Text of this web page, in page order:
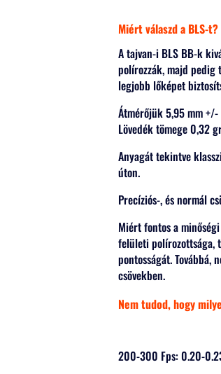
Miért válaszd a BLS-t?
A tajvan-i BLS BB-k
polírozzák, majd pedig
legjobb lőképet
Átmérőjük 5,95 mm +/-
Lövedék tömege 0,32
Anyagát tekintve
úton.
Precíziós-, és normál
Miért fontos a
felületi polírozottsága,
pontosságát. Továbbá,
csövekben.
Nem tudod, hogy
200-300 Fps: 0.20-